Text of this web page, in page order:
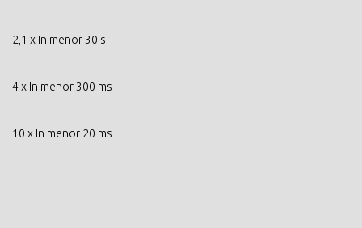
2,1 x In menor 30 s
4 x In menor 300 ms
10 x In menor 20 ms